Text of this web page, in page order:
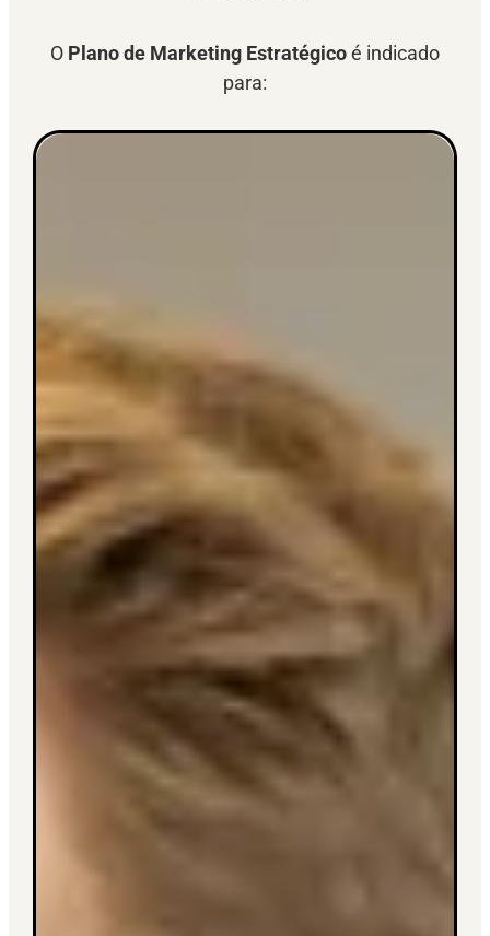
O Plano de Marketing Estratégicoé indicado
para: